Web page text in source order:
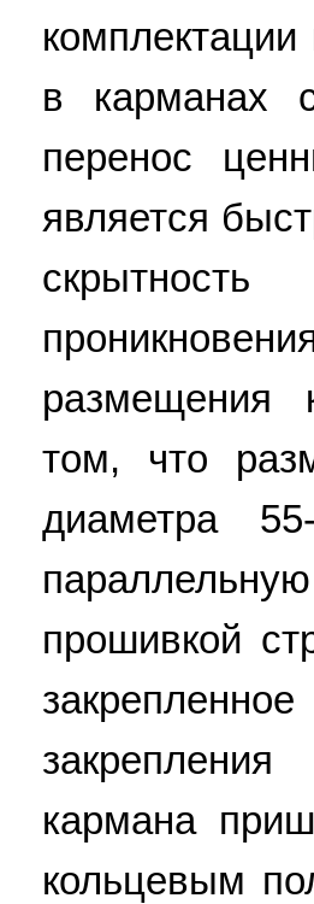
в карманах
перенос
является
скрытность
размещения
том, что
диаметра
прошивкой
кармана
кольцевым